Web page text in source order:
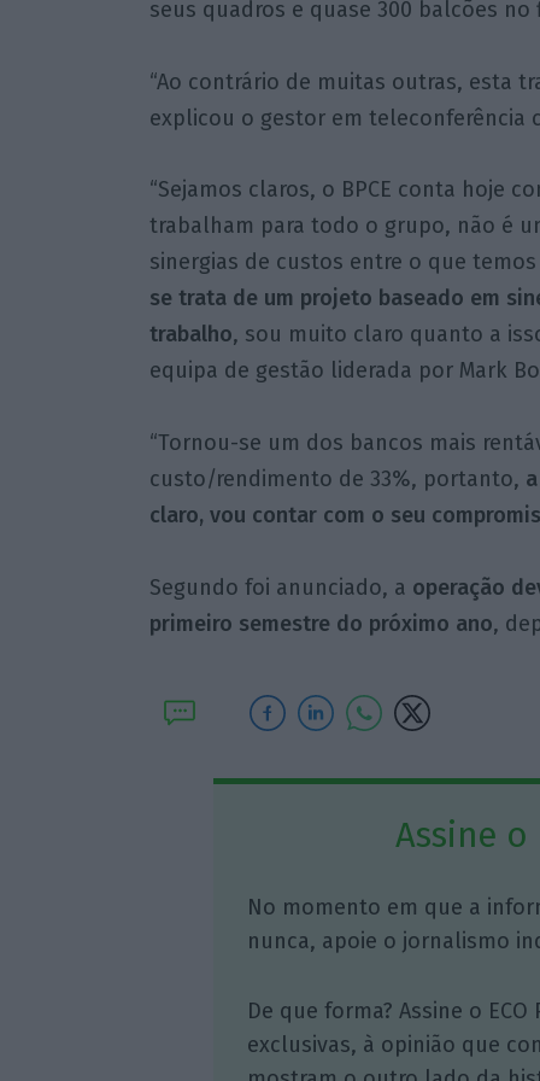
seus quadros e quase 300 balcões no
“Ao contrário de muitas outras, esta
explicou o gestor em teleconferência
“Sejamos claros, o BPCE conta hoje
trabalham para todo o grupo, não é
sinergias de custos entre o que
se trata de um projeto baseado em
trabalho, sou muito claro quanto a
equipa de gestão liderada por Mark
“Tornou-se um dos bancos mais
custo/rendimento de 33%, portanto,
claro, vou contar com o seu
Segundo foi anunciado, a operação
primeiro semestre do próximo ano,
Assine o
No momento em que a
nunca, apoie o jornalismo
De que forma? Assine o
exclusivas, à opinião que